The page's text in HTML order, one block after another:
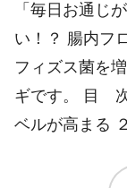
「毎日お通じ
い！？ 腸内フ
フィズス菌を
ギです。 目
ベルが高まる